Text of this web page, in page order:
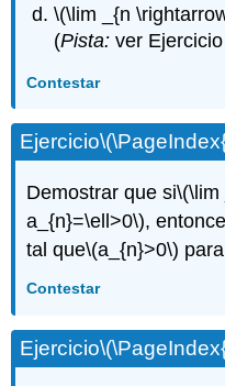
\(\lim _{n
(Pista: ver
Contestar
Ejercicio
Demostrar que si\(\lim
a_{n}=\ell>0\),
tal que\(a_{n}>0\)
Contestar
Ejercicio